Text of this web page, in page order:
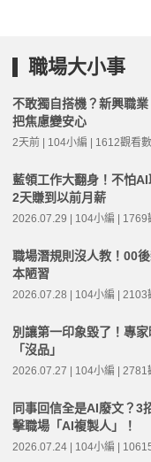
職場大小事
不敢獨自搭機？新興職
把焦慮變安心
2天前 | 104小編 | 1612觀看數
藍領工作大翻身！不怕
2天賺到以前月薪
2026.07.29 | 104小編 | 1769
職場潛規則沒人教！00
本陋習
2026.07.28 | 104小編 | 2103
別讓第一印象毀了！專
「沒品」
2026.07.27 | 104小編 | 2781
同事回信全是AI廢文？3
擊職場「AI複製人」！
2026.07.24 | 104小編 |